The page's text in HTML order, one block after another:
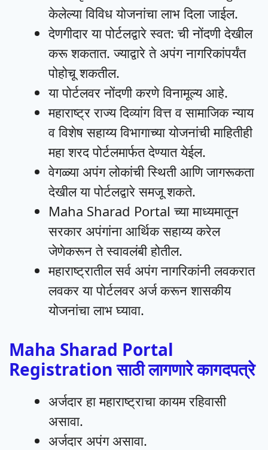
केलेल्या विविध योजनांचा लाभ दिला जाईल.
देणगीदार या पोर्टलद्वारे स्वत: ची नोंदणी देखील
करू शकतात. ज्याद्वारे ते अपंग नागरिकांपर्यंत
पोहोचू शकतील.
या पोर्टलवर नोंदणी करणे विनामूल्य आहे.
महाराष्ट्र राज्य दिव्यांग वित्त व सामाजिक न्याय
व विशेष सहाय्य विभागाच्या योजनांची माहितीही
महा शरद पोर्टलमार्फत देण्यात येईल.
वेगळ्या अपंग लोकांची स्थिती आणि जागरूकता
देखील या पोर्टलद्वारे समजू शकते.
Maha Sharad Portal च्या माध्यमातून
सरकार अपंगांना आर्थिक सहाय्य करेल
जेणेकरून ते स्वावलंबी होतील.
महाराष्ट्रातील सर्व अपंग नागरिकांनी लवकरात
लवकर या पोर्टलवर अर्ज करून शासकीय
योजनांचा लाभ घ्यावा.
Maha Sharad Portal
Registration साठी लागणारे कागदपत्रे
अर्जदार हा महाराष्ट्राचा कायम रहिवासी
असावा.
अर्जदार अपंग असावा.